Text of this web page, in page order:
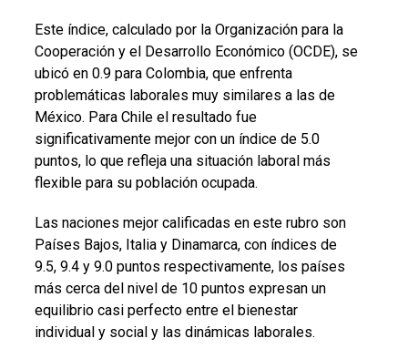
Este índice, calculado por la Organización para la
Cooperación y el Desarrollo Económico (OCDE), se
ubicó en 0.9 para Colombia, que enfrenta
problemáticas laborales muy similares a las de
México. Para Chile el resultado fue
significativamente mejor con un índice de 5.0
puntos, lo que refleja una situación laboral más
flexible para su población ocupada.
Las naciones mejor calificadas en este rubro son
Países Bajos, Italia y Dinamarca, con índices de
9.5, 9.4 y 9.0 puntos respectivamente, los países
más cerca del nivel de 10 puntos expresan un
equilibrio casi perfecto entre el bienestar
individual y social y las dinámicas laborales.